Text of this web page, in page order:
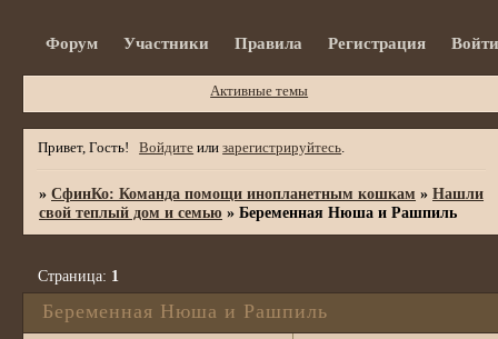
Форум Участники Правила Регистрация
Активные темы
Привет, Гость! Войдите илизарегистрируйтесь.
»СфинКо: Команда помощи инопланетным кошкам »Нашли
свой теплый дом и семью »Беременная Нюша и Рашпиль
Беременная Нюша и Рашпиль
Страница: 1